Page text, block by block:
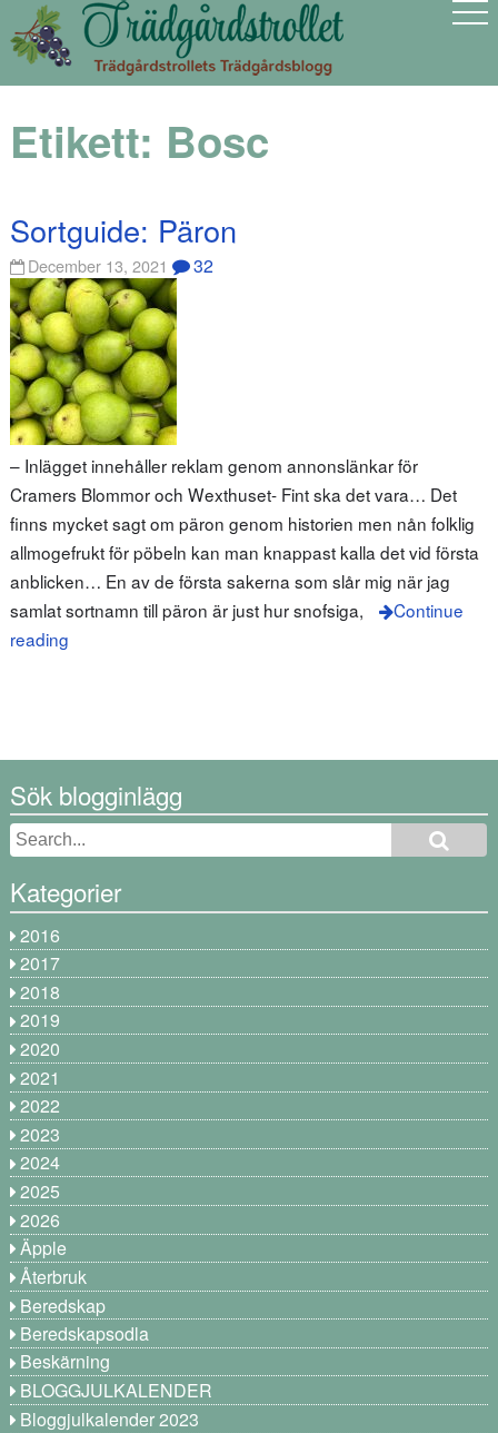
Etikett: Bosc
Sortguide: Päron
December 13, 2021 32
– Inlägget innehåller reklam genom annonslänkar för
Cramers Blommor och Wexthuset- Fint ska det vara… Det
finns mycket sagt om päron genom historien men nån folklig
allmogefrukt för pöbeln kan man knappast kalla det vid första
anblicken… En av de första sakerna som slår mig när jag
samlat sortnamn till päron är just hur snofsiga,
Continue
reading
Sök blogginlägg
Kategorier
2016
2017
2018
2019
2020
2021
2022
2023
2024
2025
2026
Äpple
Återbruk
Beredskap
Beredskapsodla
Beskärning
BLOGGJULKALENDER
Bloggjulkalender 2023